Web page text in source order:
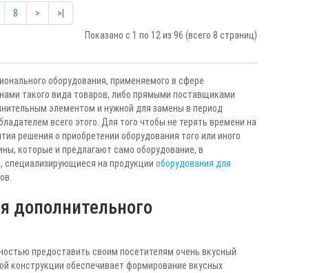
8 >
>|
Показано с 1 по 12 из 96 (всего 8 страниц)
оборудования, применяемого в сфере
такого вида товаров, либо прямыми поставщиками
элементом и нужной для замены в период
всего этого. Для того чтобы не терять времени на
решения о приобретении оборудования того или иного
которые и предлагают само оборудование, в
на продукции оборудования для
дополнительного
предоставить своим посетителям очень вкусный
конструкции обеспечивает формирование вкусных